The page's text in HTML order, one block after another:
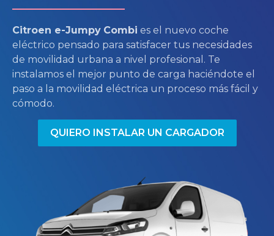
Citroen e-Jumpy Combi es el nuevo coche
eléctrico pensado para satisfacer tus necesidades
de movilidad urbana a nivel profesional. Te
instalamos el mejor punto de carga haciéndote el
paso a la movilidad eléctrica un proceso más fácil y
cómodo.
QUIERO INSTALAR UN CARGADOR